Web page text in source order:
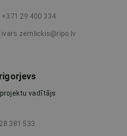
+371 29 400 334
ivars.zemlickis@ripo.lv
vadītājs
381 533